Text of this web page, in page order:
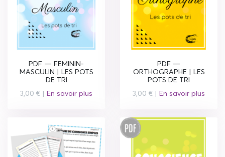
PDF — FEMININ-
MASCULIN | LES POTS
DE TRI
3,00 € | En savoir plus
PDF —
ORTHOGRAPHE | LES
POTS DE TRI
3,00 € | En savoir plus